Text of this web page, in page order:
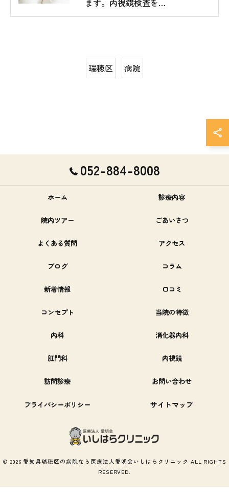
ます。内視鏡検査を…
瑞穂区 病院
052-884-8008
ホーム 診療内容
院内ツアー ごあいさつ
よくある質問 アクセス
ブログ コラム
新着情報 口コミ
コンセプト 当院の特徴
内科 消化器内科
肛門科 内視鏡
訪問診療 お問い合わせ
プライバシーポリシー サイトマップ
© 2026 愛知県瑞穂区の病院なら医療法人愛明会いしはらクリニック ALL RIGHTS
RESERVED.